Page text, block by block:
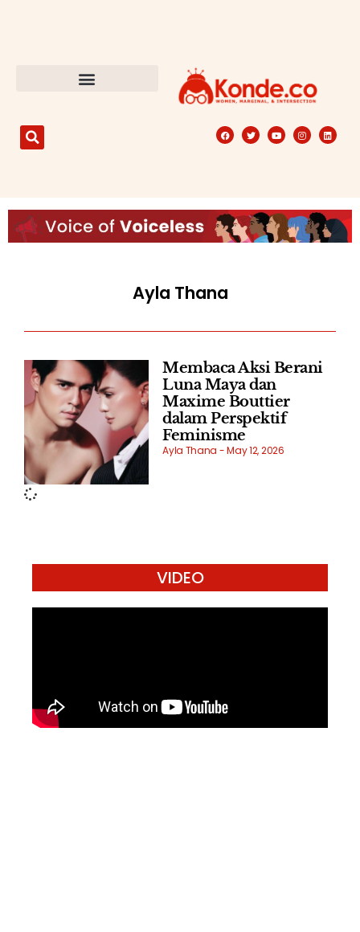
Ayla Thana
Membaca Aksi Berani
Luna Maya dan
Maxime Bouttier
dalam Perspektif
Feminisme
Ayla Thana May 12, 2026
VIDEO